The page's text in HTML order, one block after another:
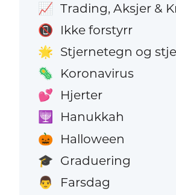
📈 Trading, Aksjer &
📵 Ikke forstyrr
🌟 Stjernetegn og
🦠 Koronavirus
💕 Hjerter
🕎 Hanukkah
🎃 Halloween
🎓 Graduering
👨 Farsdag